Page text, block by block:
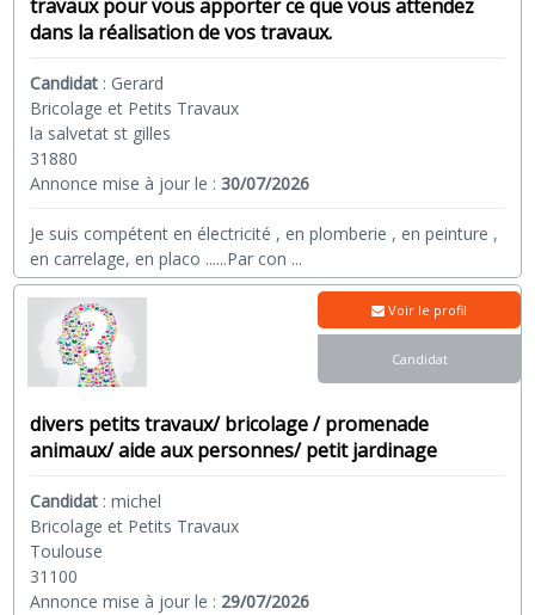
travaux pour vous apporter ce que vous attendez
dans la réalisation de vos travaux.
Candidat : Gerard
Bricolage et Petits Travaux
la salvetat st gilles
31880
Annonce mise à jour le :30/07/2026
Je suis compétent en électricité , en plomberie , en peinture ,
en carrelage, en placo ......Par con ...
divers petits travaux/ bricolage / promenade
animaux/ aide aux personnes/ petit jardinage
Candidat :michel
Bricolage et Petits Travaux
Toulouse
31100
Annonce mise à jour le : 29/07/2026
Voir le profil
Candidat